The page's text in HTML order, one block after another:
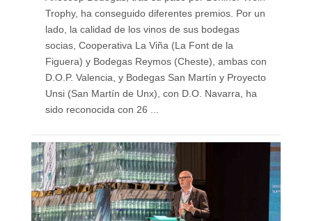
Trophy, ha conseguido diferentes premios. Por un
lado, la calidad de los vinos de sus bodegas
socias, Cooperativa La Viña (La Font de la
Figuera) y Bodegas Reymos (Cheste), ambas con
D.O.P. Valencia, y Bodegas San Martín y Proyecto
Unsi (San Martín de Unx), con D.O. Navarra, ha
sido reconocida con 26 ...